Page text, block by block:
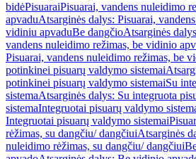
bidėPisuaraiPisuarai, vandens nuleidimo
apvaduAtsarginės dalys: Pisuarai,
vidiniu apvaduBe dangčioAtsarginės
vandens nuleidimo režimas, be vidinio
Pisuarai, vandens nuleidimo režimas, be
potinkinei pisuarų valdymo sistemai
potinkinei pisuarų valdymo sistemaiSu
sistemaAtsarginės dalys: Su integruota
sistemaIntegruotai pisuarų valdymo
Integruotai pisuarų valdymo sistemai
rėžimas, su dangčiu/ dangčiuiAtsarginės
nuleidimo rėžimas, su dangčiu/ dangčiui